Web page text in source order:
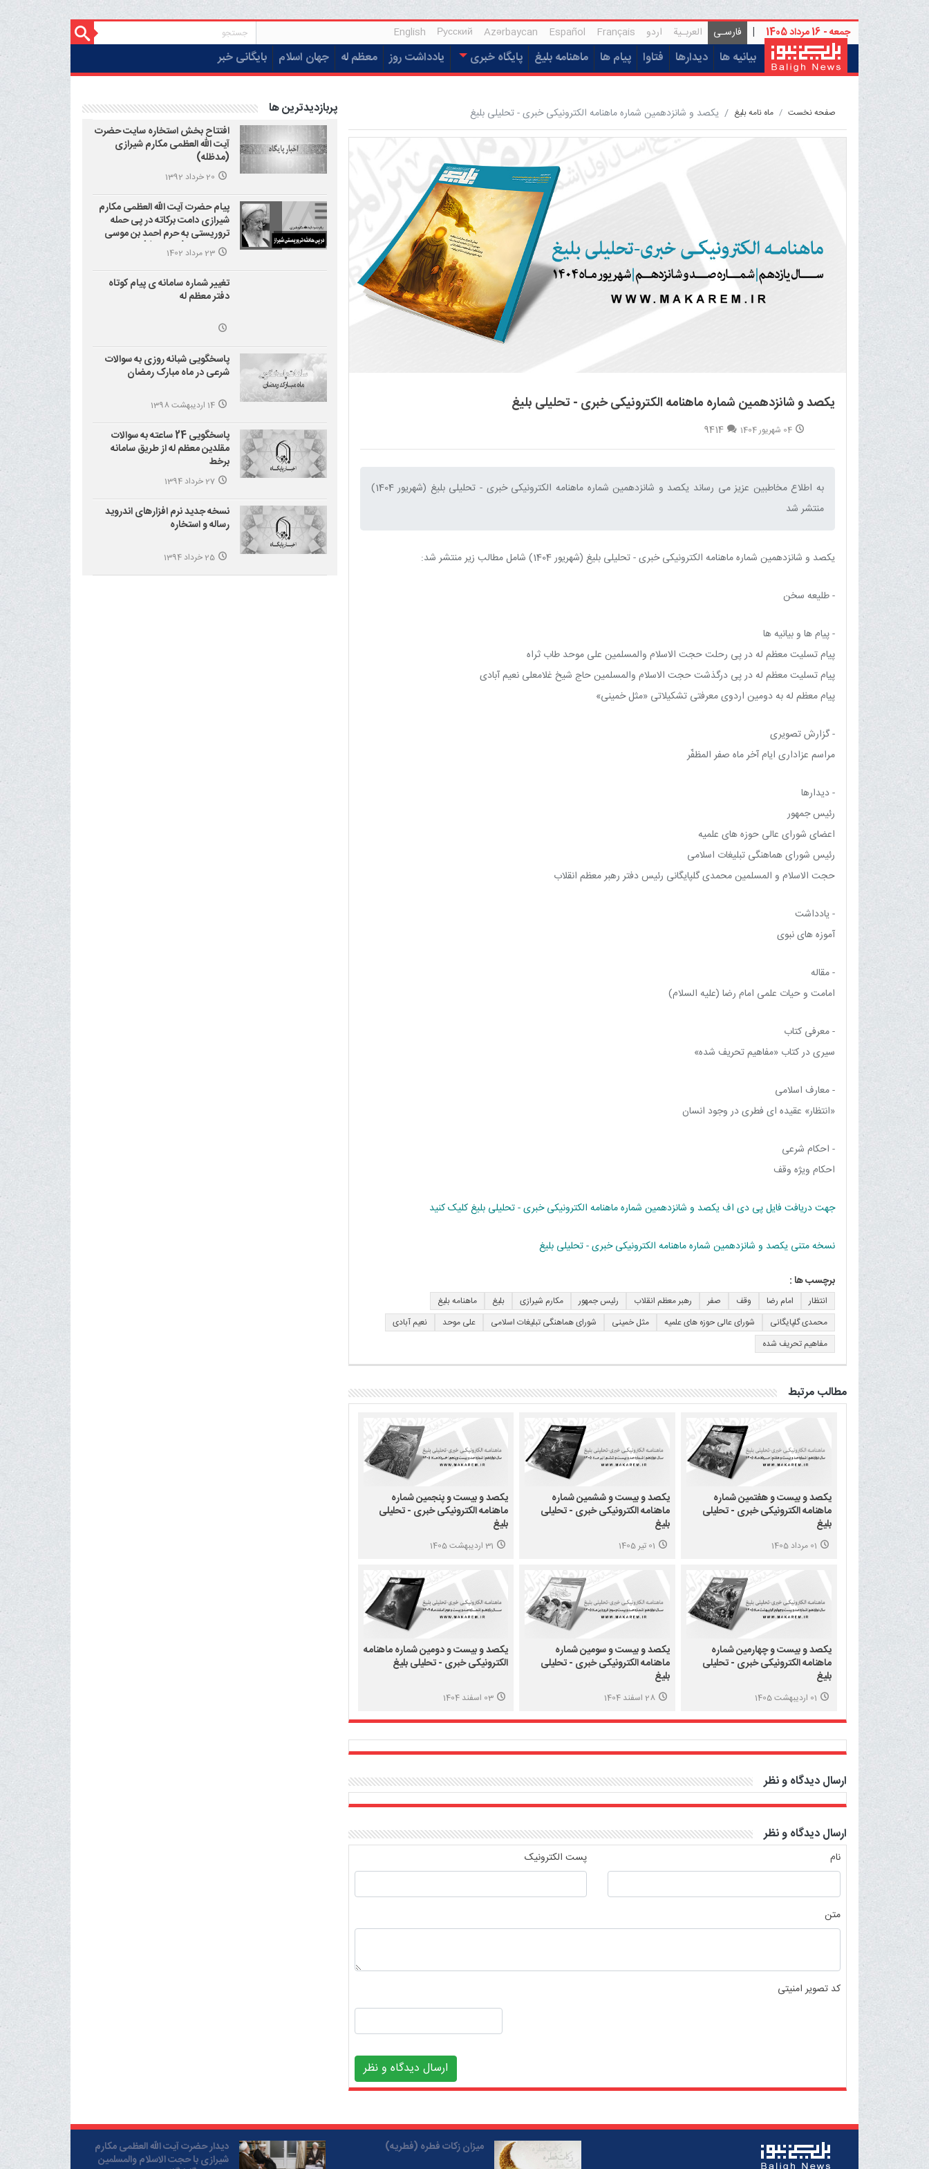
جمعه - 16 مرداد 1405 | فارسـی العربـیة اردو Français
Español
Azərbaycan
Русский
English
بیانیه ها دیدارها فتاوا پیام ها ماهنامه بلیغ پایگاه خبری یادداشت روز معظم له جهان اسلام بایگانی خبر
صفحه نخست ماه نامه بلیغ یکصد و شانزدهمین شماره ماهنامه الکترونیکی خبری - تحلیلی بلیغ
یکصد و شانزدهمین شماره ماهنامه الکترونیکی خبری - تحلیلی بلیغ
04 شهریور 1404 9414
به اطلاع مخاطبین عزیز می رساند یکصد و شانزدهمین شماره ماهنامه الکترونیکی خبری - تحلیلی بلیغ (شهریور 1404)
منتشر شد‌
یکصد و شانزدهمین شماره ماهنامه الکترونیکی خبری - تحلیلی بلیغ (شهریور 1404) شامل مطالب زیر منتشر شد:
- طلیعه سخن
- پیام ها و بیانیه ها
پیام تسلیت معظم له در پی رحلت حجت الاسلام والمسلمین علی موحد طاب ثراه
پیام تسلیت معظم له در پی درگذشت حجت الاسلام والمسلمین حاج شیخ غلامعلی نعیم آبادی
پیام معظم له به دومین اردوی معرفتی تشکیلاتی «مثل خمینی»
- گزارش تصویری
مراسم عزاداری ایام آخر ماه صفر المظفّر
- دیدارها
رئیس جمهور
اعضای شورای عالی حوزه های علمیه
رئیس شورای هماهنگی تبلیغات اسلامی
حجت الاسلام و المسلمین محمدی گلپایگانی رئیس دفتر رهبر معظم انقلاب
- یادداشت
آموزه های نبوی
- مقاله
امامت و حیات علمی امام رضا (علیه السلام)
- معرفی کتاب
سیری در کتاب «مفاهیم تحریف شده»
- معارف اسلامی
«انتظار» عقیده ای فطری در وجود انسان
- احکام شرعی
احکام ویژه وقف
جهت دریافت فایل پی دی اف یکصد و شانزدهمین شماره ماهنامه الکترونیکی خبری - تحلیلی بلیغ کلیک کنید
نسخه متنی یکصد و شانزدهمین شماره ماهنامه الکترونیکی خبری - تحلیلی بلیغ
برچسب ها :
انتظار امام رضا وقف صفر رهبر معظم انقلاب رئیس جمهور مکارم شیرازی بلیغ
ماهنامه بلیغ
محمدی گلپایگانی
شورای عالی حوزه های علمیه مثل خمینی شورای هماهنگی تبلیغات اسلامی علی موحد
نعیم آبادی
مفاهیم تحریف شده
مطالب مرتبط
یکصد و بیست و هفتمین شماره
ماهنامه الکترونیکی خبری - تحلیلی
بلیغ
01 مرداد 1405
یکصد و بیست و ششمین شماره
ماهنامه الکترونیکی خبری - تحلیلی
بلیغ
01 تیر 1405
یکصد و بیست و پنجمین شماره
ماهنامه الکترونیکی خبری - تحلیلی
بلیغ
31 اردیبهشت 1405
یکصد و بیست و چهارمین شماره
ماهنامه الکترونیکی خبری - تحلیلی
بلیغ
01 اردیبهشت 1405
یکصد و بیست و سومین شماره
ماهنامه الکترونیکی خبری - تحلیلی
بلیغ
28 اسفند 1404
یکصد و بیست و دومین شماره ماهنامه
الکترونیکی خبری - تحلیلی بلیغ
03 اسفند 1404
ارسال دیدگاه و نظر
ارسال دیدگاه و نظر
نام پست الکترونیک
متن
کد تصویر امنیتی
ارسال دیدگاه و نظر
پربازدیدترین ها
افتتاح بخش استخاره سایت حضرت
آیت الله العظمی مکارم شیرازی
(مدظله)
20 خرداد 1392
پیام حضرت آیت الله العظمی مکارم
شیرازی دامت برکاته در پی حمله
تروریستی به حرم احمد بن موسی
علیه السلام (شاهچراغ)
23 مرداد 1402
تغییر شماره سامانه ی پیام کوتاه
دفتر معظم له
پاسخگویی شبانه روزی به سوالات
شرعی در ماه مبارک رمضان
14 اردیبهشت 1398
پاسخگویی 24 ساعته به سوالات
مقلدین معظم له از طریق سامانه
برخط
27 خرداد 1394
نسخه جدید نرم افزارهای اندروید
رساله و استخاره
25 خرداد 1394
میزان زکات فطره (فطریه) دیدار حضرت آیت الله العظمی مکارم
شیرازی با حجت الاسلام والمسلمین